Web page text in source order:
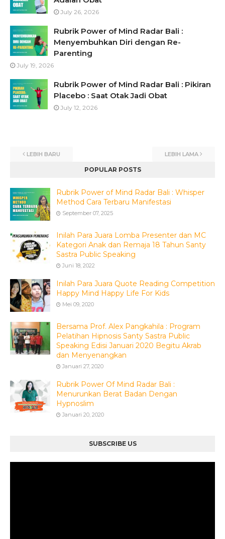
July 26, 2026
Rubrik Power of Mind Radar Bali :
Menyembuhkan Diri dengan Re-
Parenting
July 19, 2026
Rubrik Power of Mind Radar Bali : Pikiran
Placebo : Saat Otak Jadi Obat
July 12, 2026
LEBIH BARU LEBIH LAMA
POPULAR POSTS
Rubrik Power of Mind Radar Bali : Whisper
Method Cara Terbaru Manifestasi
September 07, 2025
Inilah Para Juara Lomba Presenter dan MC
Kategori Anak dan Remaja 18 Tahun Santy
Sastra Public Speaking
Juni 18, 2022
Inilah Para Juara Quote Reading Competition
Happy Mind Happy Life For Kids
Mei 09, 2020
Bersama Prof. Alex Pangkahila : Program
Pelatihan Hipnosis Santy Sastra Public
Speaking Edisi Januari 2020 Begitu Akrab
dan Menyenangkan
Januari 27, 2020
Rubrik Power Of Mind Radar Bali :
Menurunkan Berat Badan Dengan
Hypnoslim
Januari 20, 2020
SUBSCRIBE US